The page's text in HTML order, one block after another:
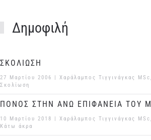
Δημοφιλή
ΣΚΟΛΙΩΣΗ
27 Μαρτίου 2006
| Χαράλαμπος Τιγγινάγκας
Σκολίωση
ΠΟΝΟΣ ΣΤΗΝ ΑΝΩ ΕΠΙΦΑΝΕΙΑ ΤΟΥ
10 Μαρτίου 2018
| Χαράλαμπος Τιγγινάγκας
Κάτω άκρα